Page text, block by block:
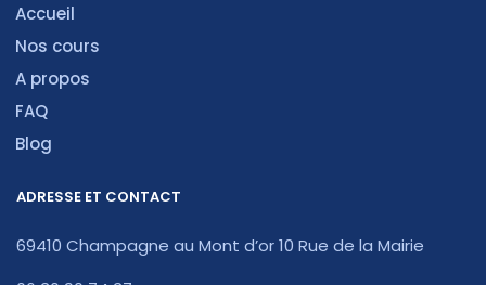
Accueil
Nos cours
A propos
FAQ
Blog
ADRESSE ET CONTACT
69410 Champagne au Mont d’or 10 Rue de la Mairie